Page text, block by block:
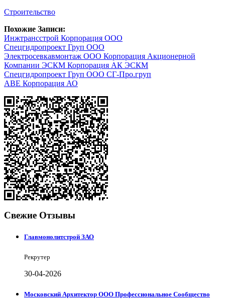
Строительство
Похожие Записи:
Инжтрансстрой Корпорация ООО
Спецгидропроект Груп ООО
Электросевкавмонтаж ООО Корпорация Акционерной
Компании ЭСКМ Корпорация АК ЭСКМ
Спецгидропроект Груп ООО СГ-Про.груп
АВЕ Корпорация АО
Свежие Отзывы
Главмонолитстрой ЗАО
Рекрутер
30-04-2026
Московский Архитектор ООО Профессиональное Сообщество